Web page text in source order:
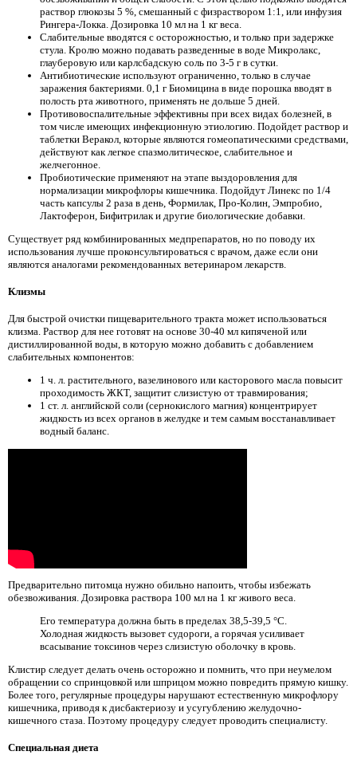
раствор глюкозы 5 %, смешанный с физраствором 1:1, или инфузия
Рингера-Локка. Дозировка 10 мл на 1 кг веса.
Слабительные вводятся с осторожностью, и только при задержке
стула. Кролю можно подавать разведенные в воде Микролакс,
глауберовую или карлсбадскую соль по 3-5 г в сутки.
Антибиотические используют ограниченно, только в случае
заражения бактериями. 0,1 г Биомицина в виде порошка вводят в
полость рта животного, применять не дольше 5 дней.
Противовоспалительные эффективны при всех видах болезней, в
том числе имеющих инфекционную этиологию. Подойдет раствор и
таблетки Веракол, которые являются гомеопатическими средствами,
действуют как легкое спазмолитическое, слабительное и
желчегонное.
Пробиотические применяют на этапе выздоровления для
нормализации микрофлоры кишечника. Подойдут Линекс по 1/4
часть капсулы 2 раза в день, Формилак, Про-Колин, Эмпробио,
Лактоферон, Бифитрилак и другие биологические добавки.
Существует ряд комбинированных медпрепаратов, но по поводу их
использования лучше проконсультироваться с врачом, даже если они
являются аналогами рекомендованных ветеринаром лекарств.
Клизмы
Для быстрой очистки пищеварительного тракта может использоваться
клизма. Раствор для нее готовят на основе 30-40 мл кипяченой или
дистиллированной воды, в которую можно добавить с добавлением
слабительных компонентов:
1 ч. л. растительного, вазелинового или касторового масла повысит
проходимость ЖКТ, защитит слизистую от травмирования;
1 ст. л. английской соли (сернокислого магния) концентрирует
жидкость из всех органов в желудке и тем самым восстанавливает
водный баланс.
Предварительно питомца нужно обильно напоить, чтобы избежать
обезвоживания. Дозировка раствора 100 мл на 1 кг живого веса.
Его температура должна быть в пределах 38,5-39,5 °C.
Холодная жидкость вызовет судороги, а горячая усиливает
всасывание токсинов через слизистую оболочку в кровь.
Клистир следует делать очень осторожно и помнить, что при неумелом
обращении со спринцовкой или шприцом можно повредить прямую кишку.
Более того, регулярные процедуры нарушают естественную микрофлору
кишечника, приводя к дисбактериозу и усугублению желудочно-
кишечного стаза. Поэтому процедуру следует проводить специалисту.
Специальная диета